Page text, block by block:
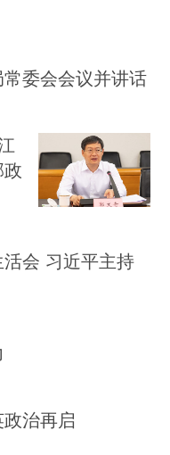
批判，文化因素的
治学开展合作，
择差异，可以被理
，1981）。对国
精英集团利益服务
这一成果丰硕的联
尔松（Besley and
莫格鲁和罗宾逊
）。他们关注
分配性质，用政治
构遭受的冲击有
得更具包容性，使
委会会议并讲话
会 习近平主持
治再启